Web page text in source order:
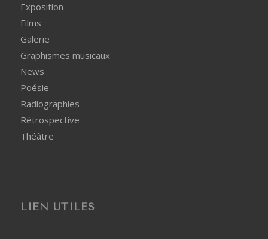
Exposition
Films
Galerie
Graphismes musicaux
News
Poésie
Radiographies
Rétrospective
Théâtre
LIEN UTILES